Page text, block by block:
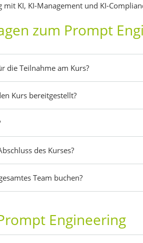
KI, KI-Management und KI-
zum Prompt
die Teilnahme am Kurs?
Kurs bereitgestellt?
des Kurses?
Team buchen?
Engineering